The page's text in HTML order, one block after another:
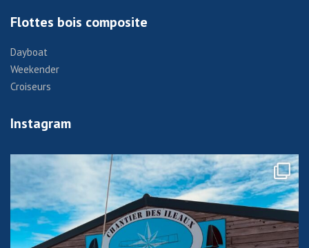
Flottes bois composite
Dayboat
Weekender
Croiseurs
Instagram